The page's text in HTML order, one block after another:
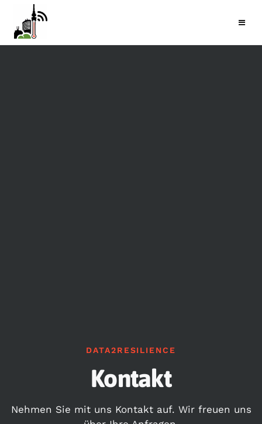
DATA2RESILIENCE
Kontakt
Nehmen Sie mit uns Kontakt auf. Wir freuen uns